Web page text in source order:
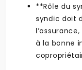
**Rôle du
syndic doit
à la bonne